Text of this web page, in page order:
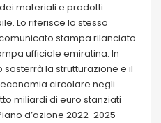
materiali e prodotti
Lo riferisce lo stesso
stampa rilanciato
ufficiale emiratina. In
la strutturazione e il
circolare negli
miliardi di euro stanziati
d’azione 2022-2025